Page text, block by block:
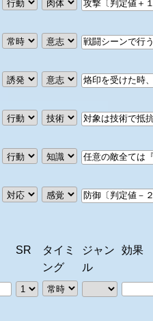
SR
タイミ
ング
ジャン
ル
効果